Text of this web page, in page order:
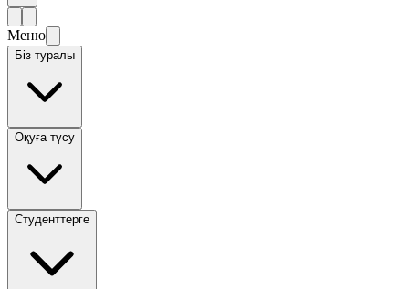
Меню
Біз туралы
Оқуға түсу
Студенттерге